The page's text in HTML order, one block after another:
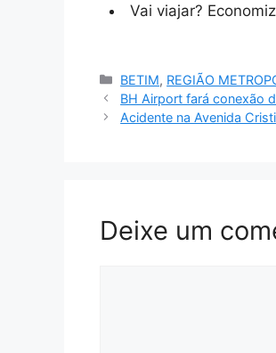
Vai viajar?
Categorias
BETIM, REGIÃO
BH Airport fará conexão
Acidente na Avenida
Deixe um